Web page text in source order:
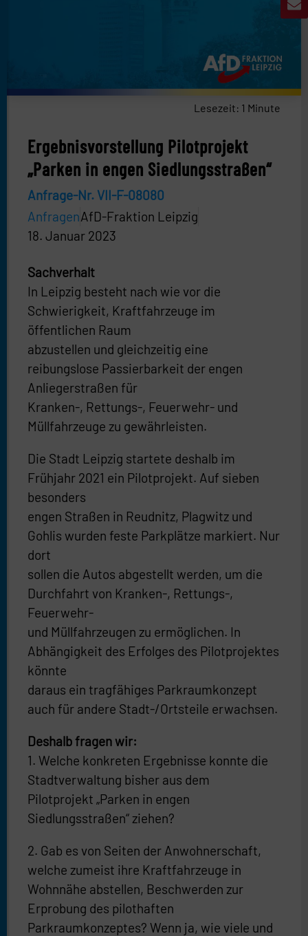
Lesezeit: 1 Minute
Ergebnisvorstellung Pilotprojekt
„Parken in engen Siedlungsstraßen“
Anfrage-Nr. VII-F-08080
AnfragenAfD-Fraktion Leipzig
18. Januar 2023
Sachverhalt
In Leipzig besteht nach wie vor die
Schwierigkeit, Kraftfahrzeuge im
öffentlichen Raum
abzustellen und gleichzeitig eine
reibungslose Passierbarkeit der engen
Anliegerstraßen für
Kranken-, Rettungs-, Feuerwehr- und
Müllfahrzeuge zu gewährleisten.
Die Stadt Leipzig startete deshalb im
Frühjahr 2021 ein Pilotprojekt. Auf sieben
besonders
engen Straßen in Reudnitz, Plagwitz und
Gohlis wurden feste Parkplätze markiert. Nur
dort
sollen die Autos abgestellt werden, um die
Durchfahrt von Kranken-, Rettungs-,
Feuerwehr-
und Müllfahrzeugen zu ermöglichen. In
Abhängigkeit des Erfolges des Pilotprojektes
könnte
daraus ein tragfähiges Parkraumkonzept
auch für andere Stadt-/Ortsteile erwachsen.
Deshalb fragen wir:
1. Welche konkreten Ergebnisse konnte die
Stadtverwaltung bisher aus dem
Pilotprojekt „Parken in engen
Siedlungsstraßen“ ziehen?
2. Gab es von Seiten der Anwohnerschaft,
welche zumeist ihre Kraftfahrzeuge in
Wohnnähe abstellen, Beschwerden zur
Erprobung des pilothaften
Parkraumkonzeptes? Wenn ja, wie viele und